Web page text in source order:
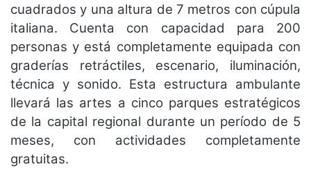
cuadrados y una altura de 7 metros con cúpula
italiana. Cuenta con capacidad para 200
personas y está completamente equipada con
graderías retráctiles, escenario, iluminación,
técnica y sonido. Esta estructura ambulante
llevará las artes a cinco parques estratégicos
de la capital regional durante un período de 5
meses, con actividades completamente
gratuitas.